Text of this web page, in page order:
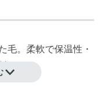
毛。柔軟で保温性・
とする。